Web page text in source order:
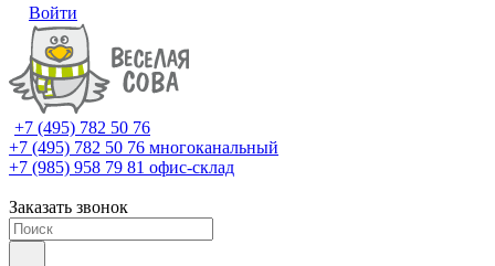
Войти
+7 (495) 782 50 76
+7 (495) 782 50 76 многоканальный
+7 (985) 958 79 81 офис-склад
Заказать звонок